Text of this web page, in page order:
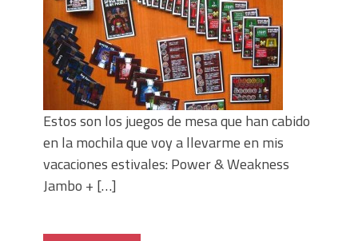
Estos son los juegos de mesa que han cabido
en la mochila que voy a llevarme en mis
vacaciones estivales: Power & Weakness
Jambo + […]